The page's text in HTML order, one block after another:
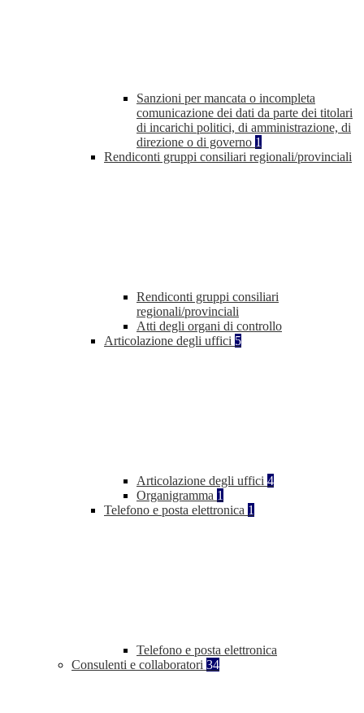
Sanzioni per mancata o incompleta
comunicazione dei dati da parte dei titolari
di incarichi politici, di amministrazione, di
direzione o di governo 1
Rendiconti gruppi consiliari regionali/provinciali
Rendiconti gruppi consiliari
regionali/provinciali
Atti degli organi di controllo
Articolazione degli uffici 5
Articolazione degli uffici 4
Organigramma 1
Telefono e posta elettronica 1
Telefono e posta elettronica
Consulenti e collaboratori 34